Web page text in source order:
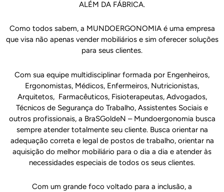
ALÉM DA FÁBRICA.
Como todos sabem, a MUNDOERGONOMIA é uma empresa
que visa não apenas vender mobiliários e sim oferecer soluções
para seus clientes.
Com sua equipe multidisciplinar formada por Engenheiros,
Ergonomistas, Médicos, Enfermeiros, Nutricionistas,
Arquitetos, Farmacêuticos, Fisioterapeutas, Advogados,
Técnicos de Segurança do Trabalho, Assistentes Sociais e
outros profissionais, a BraSGoldeN – Mundoergonomia busca
sempre atender totalmente seu cliente. Busca orientar na
adequação correta e legal de postos de trabalho, orientar na
aquisição do melhor mobiliário para o dia a dia e atender às
necessidades especiais de todos os seus clientes.
Com um grande foco voltado para a inclusão, a